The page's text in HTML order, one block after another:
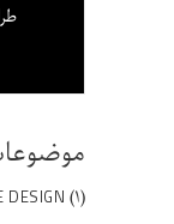
DESIGN (۱)